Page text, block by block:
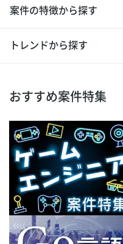
案件の特徴から探す
トレンドから探す
おすすめ案件特集